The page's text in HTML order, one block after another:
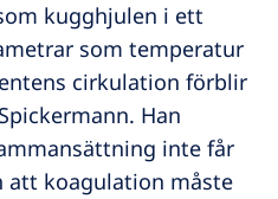
kugghjulen i ett
som temperatur
cirkulation förblir
Han
inte får
att koagulation måste